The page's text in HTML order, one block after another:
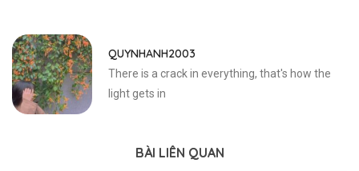
QUYNHANH2003
There is a crack in everything, that's how the
light gets in
BÀI LIÊN QUAN